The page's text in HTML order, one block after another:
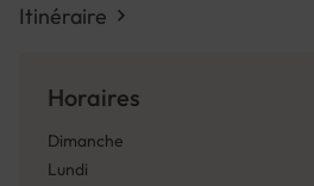
Itinéraire
Horaires
Dimanche
Lundi